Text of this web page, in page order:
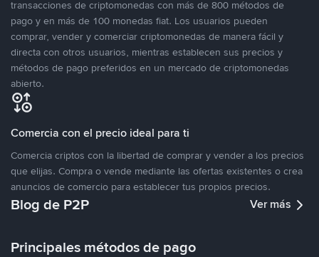
transacciones de criptomonedas con más de 800 métodos de
pago y en más de 100 monedas fiat. Los usuarios pueden
comprar, vender y comerciar criptomonedas de manera fácil y
directa con otros usuarios, mientras establecen sus precios y
métodos de pago preferidos en un mercado de criptomonedas
abierto.
Comercia con el precio ideal para ti
Comercia criptos con la libertad de comprar y vender a los precios
que elijas. Compra o vende mediante las ofertas existentes o crea
anuncios de comercio para establecer tus propios precios.
Blog de P2P Ver más
Principales métodos de pago